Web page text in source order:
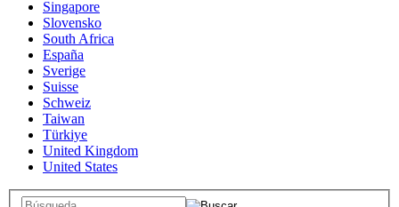
Singapore
Slovensko
South Africa
España
Sverige
Suisse
Schweiz
Taiwan
Türkiye
United Kingdom
United States